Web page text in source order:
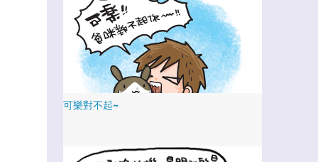
可樂對不起~